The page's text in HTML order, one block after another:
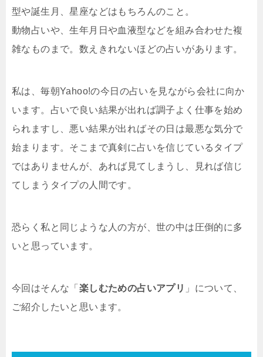
型や誕生月、星座などはもちろんのこと。
動物占いや、生年月日や血液型などを組み合わせた複
雑なものまで。数えきれないほどの占いがあります。
私は、毎朝Yahoo!の今日の占いを見ながら会社に向か
います。占いで良い結果が出れば調子よく仕事を始め
られますし、悪い結果が出ればその日は最悪な気分で
始まります。そこまで真剣に占いを信じているタイプ
ではありませんが、あれば見てしまうし、見れば信じ
てしまうタイプの人間です。
恐らく私と同じような人の方が、世の中は圧倒的に多
いと思っています。
今回はそんな「 楽しむための占いアプリ 」について、
ご紹介したいと思います。